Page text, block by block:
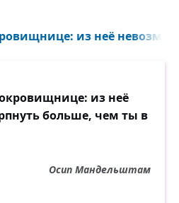
из неё
из неё
больше, чем ты в
Осип Мандельштам